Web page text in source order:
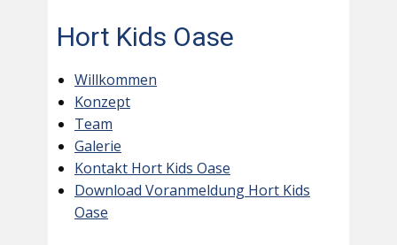
Hort Kids Oase
Willkommen
Konzept
Team
Galerie
Kontakt Hort Kids Oase
Download Voranmeldung Hort Kids
Oase